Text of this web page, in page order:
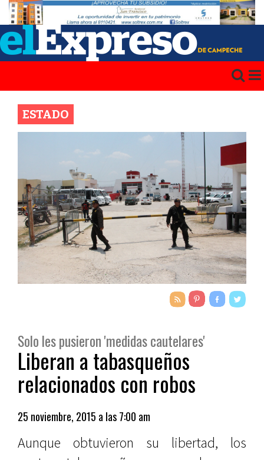
ESTADO
Solo les pusieron 'medidas cautelares'
Liberan a tabasqueños
relacionados con robos
25 noviembre, 2015 a las 7:00 am
Aunque obtuvieron su libertad, los